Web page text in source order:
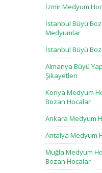
İzmir Medyum
İstanbul Büyü
Medyumlar
İstanbul Büyü
Almanya Büyü
Şikayetleri
Konya Medyum
Bozan Hocalar
Ankara Medyum
Antalya Medyum
Muğla Medyum
Bozan Hocalar